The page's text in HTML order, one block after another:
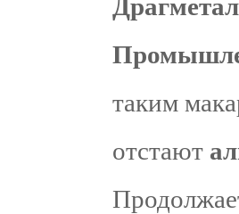
таким
отстают